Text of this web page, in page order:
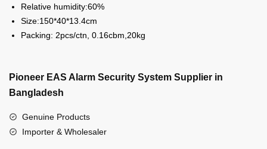
Relative humidity:60%
Size:150*40*13.4cm
Packing: 2pcs/ctn, 0.16cbm,20kg
Pioneer EAS Alarm Security System Supplier in
Bangladesh
Genuine Products
Importer & Wholesaler